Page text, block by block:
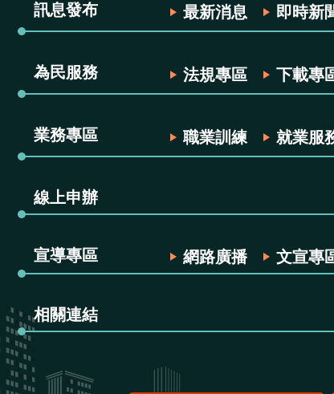
訊息發布 最新消息 即時新
為民服務 法規專區 下載專
業務專區 職業訓練 就業服
線上申辦
宣導專區 網路廣播 文宣專
相關連結